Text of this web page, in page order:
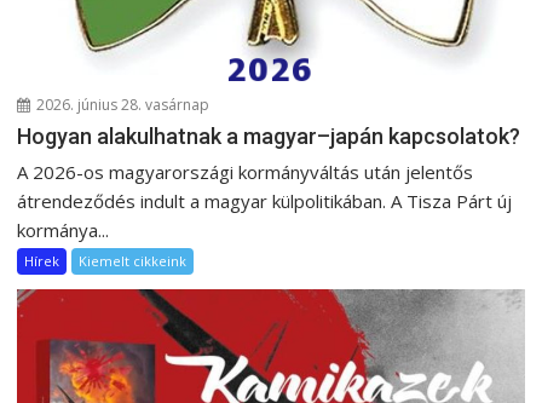
2026. június 28. vasárnap
Hogyan alakulhatnak a magyar–japán kapcsolatok?
A 2026-os magyarországi kormányváltás után jelentős
átrendeződés indult a magyar külpolitikában. A Tisza Párt új
kormánya...
Hírek Kiemelt cikkeink